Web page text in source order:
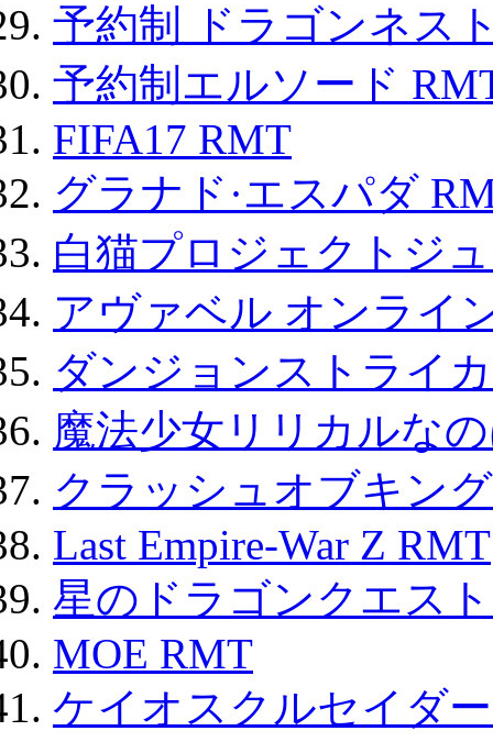
予約制 ドラゴンネス
予約制エルソード
FIFA17 RMT
グラナド·エスパダ
白猫プロジェクトジ
アヴァベル オンライ
ダンジョンストライ
魔法少女リリカルな
クラッシュオブキン
Last Empire-War Z RMT
星のドラゴンクエス
MOE RMT
ケイオスクルセイダ